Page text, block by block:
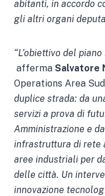
abitanti, in accordo
gli altri organi
“L’obiettivo del
afferma Salvatore
Operations Area
duplice strada: da
servizi a prova di
Amministrazione e
infrastruttura di rete
aree industriali per
delle città. Un
innovazione